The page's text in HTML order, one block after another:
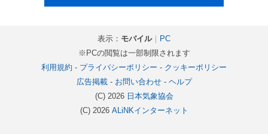
表示： モバイル｜ PC
※PCの閲覧は一部制限されます
利用規約 - プライバシーポリシー - クッキーポリシー
広告掲載- お問い合わせ- ヘルプ
(C) 2026 日本気象協会
(C) 2026 ALiNKインターネット